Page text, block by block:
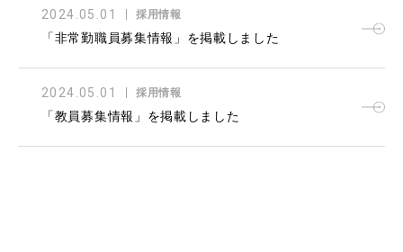
2024.05.01 採用情報
「非常勤職員募集情報」を掲載しました
2024.05.01 採用情報
「教員募集情報」を掲載しました